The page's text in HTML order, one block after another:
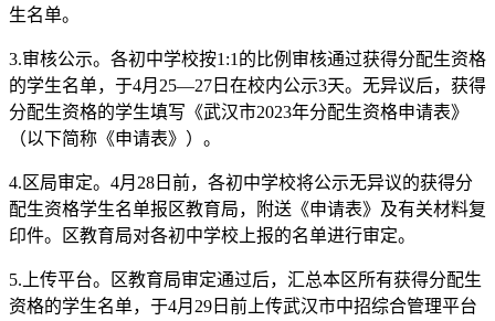
生名单。
3.审核公示。各初中学校按1:1的比例审核通过获得分配生资格
的学生名单，于4月25—27日在校内公示3天。无异议后，获得
分配生资格的学生填写《武汉市2023年分配生资格申请表》
（以下简称《申请表》）。
4.区局审定。4月28日前，各初中学校将公示无异议的获得分
配生资格学生名单报区教育局，附送《申请表》及有关材料复
印件。区教育局对各初中学校上报的名单进行审定。
5.上传平台。区教育局审定通过后，汇总本区所有获得分配生
资格的学生名单，于4月29日前上传武汉市中招综合管理平台